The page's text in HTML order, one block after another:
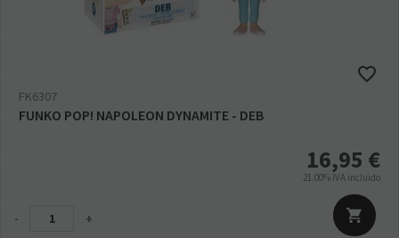
FK6307
FUNKO POP! NAPOLEON DYNAMITE - DEB
16,95 €
21.00% IVA incluido
- +